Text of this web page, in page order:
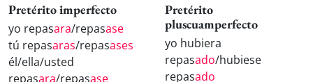
Pretérito imperfecto
yo repasara/repasase
tú repasaras/repasases
él/ella/usted
repasara/repasase
Pretérito
pluscuamperfecto
yo hubiera
repasado/hubiese
repasado